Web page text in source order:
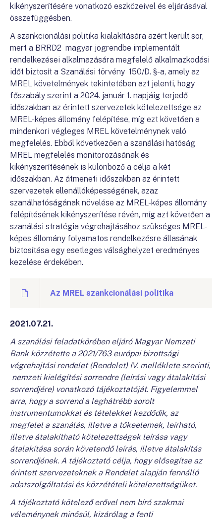
kikényszerítésére vonatkozó eszközeivel és eljárásával
összefüggésben.
A szankcionálási politika kialakítására azért került sor,
mert a BRRD2 magyar jogrendbe implementált
rendelkezései alkalmazására megfelelő alkalmazkodási
időt biztosít a Szanálási törvény 150/D. §-a, amely az
MREL követelmények tekintetében azt jelenti, hogy
főszabály szerint a 2024. január 1. napjáig terjedő
időszakban az érintett szervezetek kötelezettsége az
MREL-képes állomány felépítése, míg ezt követően a
mindenkori végleges MREL követelménynek való
megfelelés. Ebből következően a szanálási hatóság
MREL megfelelés monitorozásának és
kikényszerítésének is különböző a célja a két
időszakban. Az átmeneti időszakban az érintett
szervezetek ellenállóképességének, azaz
szanálhatóságának növelése az MREL-képes állomány
felépítésének kikényszerítése révén, míg azt követően a
szanálási stratégia végrehajtásához szükséges MREL-
képes állomány folyamatos rendelkezésre állasának
biztosítása egy esetleges válsághelyzet eredményes
kezelése érdekében.
Az MREL szankcionálási politika
2021.07.21.
A szanálási feladatkörében eljáró Magyar Nemzeti
Bank közzétette a 2021/763 európai bizottsági
végrehajtási rendelet (Rendelet) IV. melléklete szerinti,
nemzeti kielégítési sorrendre (leírási vagy átalakítási
sorrendjére) vonatkozó tájékoztatóját. Figyelemmel
arra, hogy a sorrend a leghátrébb sorolt
instrumentumokkal és tételekkel kezdődik, az
megfelel a szanálás, illetve a tőkeelemek, leírható,
illetve átalakítható kötelezettségek leírása vagy
átalakítása során követendő leírás, illetve átalakítás
sorrendjének. A tájékoztató célja, hogy elősegítse az
érintett szervezeteknek a Rendelet alapján fennálló
adatszolgáltatási és közzétételi kötelezettségüket.
A tájékoztató kötelező erővel nem bíró szakmai
véleménynek minősül, kizárólag a fenti